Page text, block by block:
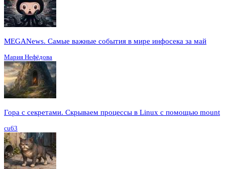
MEGANews. Cамые важные события в мире инфосека за май
Мария Нефёдова
Гора с секретами. Скрываем процессы в Linux c помощью mount
cu63